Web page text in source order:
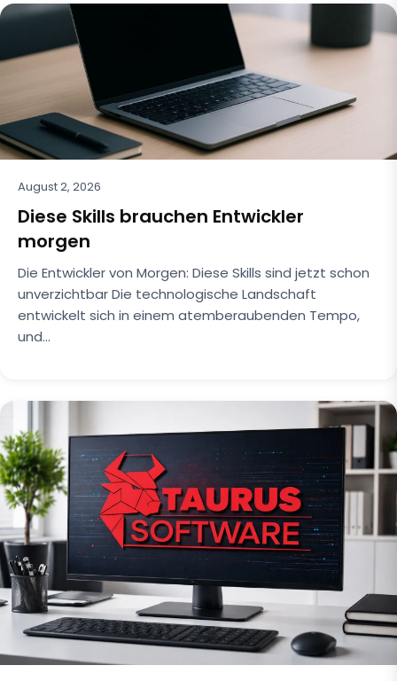
August 2, 2026
Diese Skills brauchen Entwickler
morgen
Die Entwickler von Morgen: Diese Skills sind jetzt schon
unverzichtbar Die technologische Landschaft
entwickelt sich in einem atemberaubenden Tempo,
und…